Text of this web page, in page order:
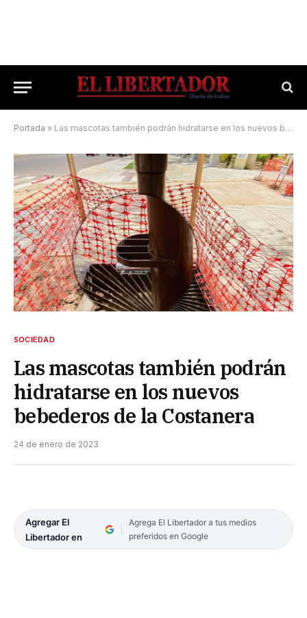
Portada » Las mascotas también podrán hidratarse en los nuevos bebederos de la Costanera
SOCIEDAD
Las mascotas también podrán
hidratarse en los nuevos
bebederos de la Costanera
24 de enero de 2023
Agregar El
Libertador en
Agrega El Libertador a tus medios
preferidos en Google